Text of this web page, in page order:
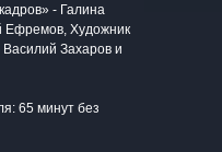
- Галина
Ефремов, Художник
Захаров и
65 минут без